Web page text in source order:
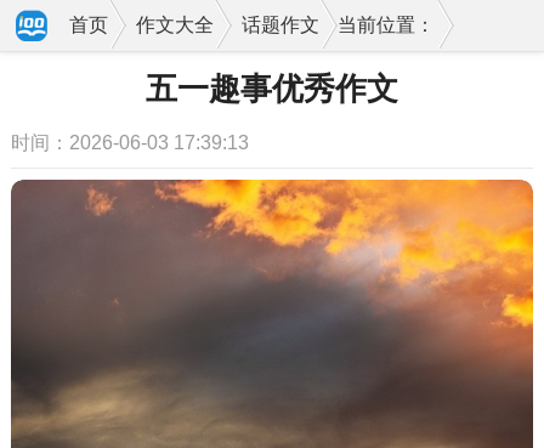
当前位置：
首页 作文大全 话题作文
五一趣事优秀作文
时间：2026-06-03 17:39:13